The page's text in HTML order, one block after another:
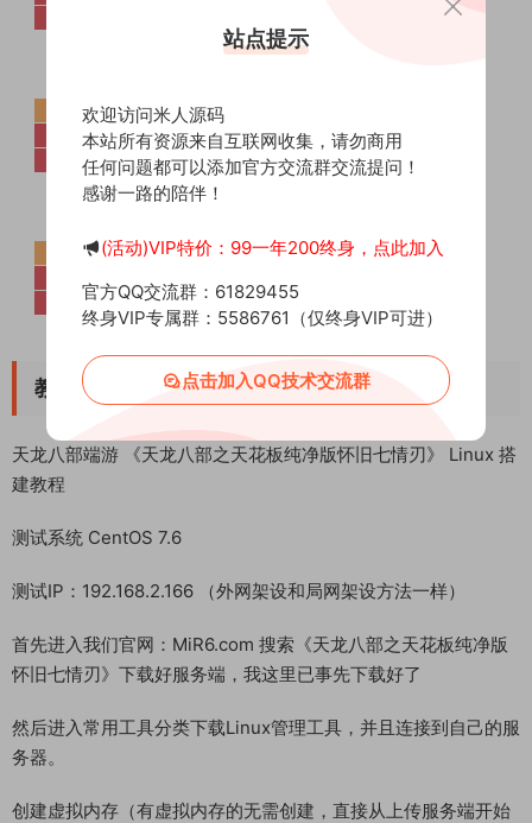
教程介绍
天龙八部端游 《天龙八部之天花板纯净版怀旧七情刃》 Linux 搭
建教程
测试系统 CentOS 7.6
测试IP：192.168.2.166 （外网架设和局网架设方法一样）
首先进入我们官网：MiR6.com 搜索《天龙八部之天花板纯净版
怀旧七情刃》下载好服务端，我这里已事先下载好了
然后进入常用工具分类下载Linux管理工具，并且连接到自己的服
务器。
创建虚拟内存（有虚拟内存的无需创建，直接从上传服务端开始
站点提示
欢迎访问米人源码
本站所有资源来自互联网收集，请勿商用
任何问题都可以添加官方交流群交流提问！
感谢一路的陪伴！
(活动)VIP特价：99一年200终身，点此加入
官方QQ交流群：61829455
终身VIP专属群：5586761（仅终身VIP可进）
点击加入QQ技术交流群